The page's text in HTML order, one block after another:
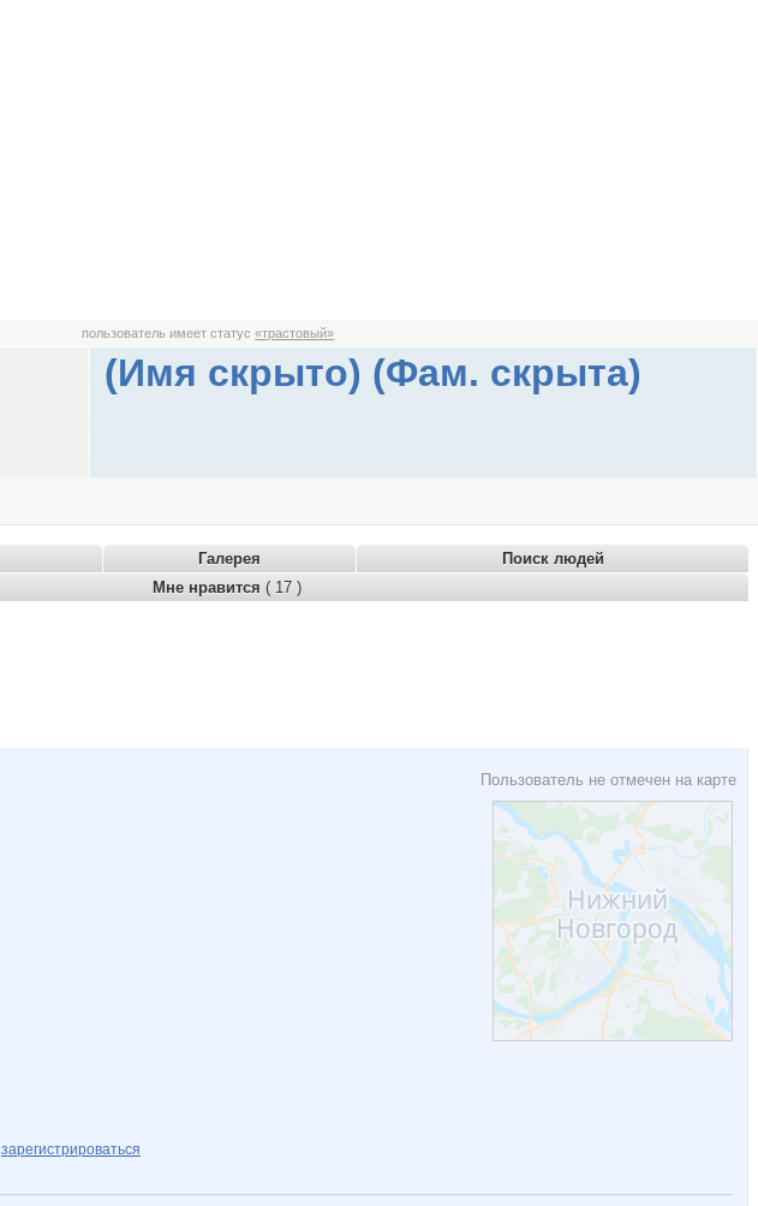
пользователь имеет статус«трастовый»
(Имя скрыто) (Фам. скрыта)
Галерея
Поиск людей
Мне нравится ( 17 )
Пользователь не отмечен на карте
зарегистрироваться